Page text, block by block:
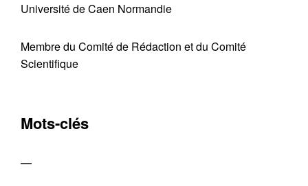
Université de Caen Normandie
Membre du Comité de Rédaction et du Comité
Scientifique
Mots-clés
—